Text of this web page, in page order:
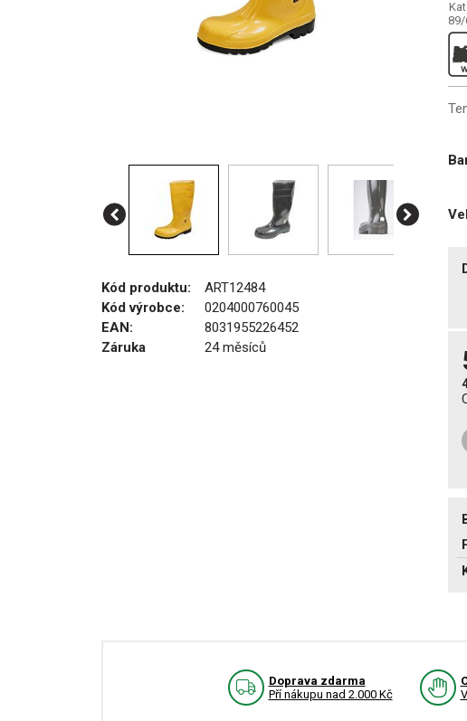
Kód produktu:
ART12484
Kód výrobce:
0204000760045
EAN:
8031955226452
Záruka
24 měsíců
89/
Doprava zdarma
Pří nákupu nad 2.000 Kč